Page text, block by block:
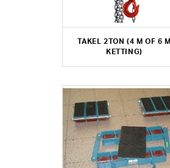
TAKEL 2TON (4 M OF 6 M
KETTING)